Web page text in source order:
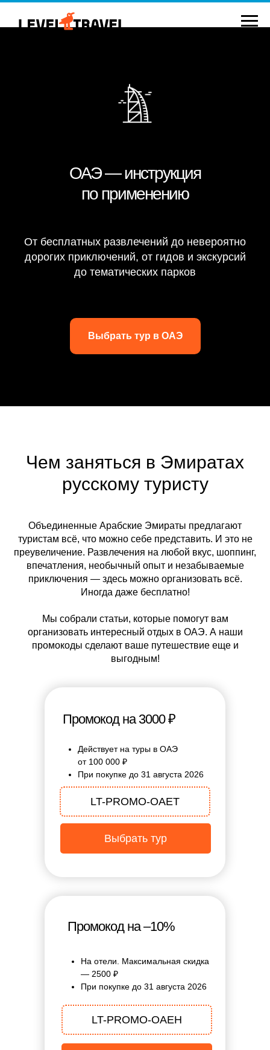
ОАЭ — инструкция
по применению
От бесплатных развлечений до невероятно
дорогих приключений, от гидов и экскурсий
до тематических парков
Выбрать тур в ОАЭ
Чем заняться в Эмиратах
русскому туристу
Объединенные Арабские Эмираты предлагают
туристам всё, что можно себе представить. И это не
преувеличение. Развлечения на любой вкус, шоппинг,
впечатления, необычный опыт и незабываемые
приключения — здесь можно организовать всё.
Иногда даже бесплатно!
Мы собрали статьи, которые помогут вам
организовать интересный отдых в ОАЭ. А наши
промокоды сделают ваше путешествие еще и
выгодным!
Промокод на 3000 ₽
Действует на туры в ОАЭ
от 100 000 ₽
При покупке до 31 августа 2026
LT-PROMO-OAET
Выбрать тур
Промокод на –10%
На отели. Максимальная скидка
— 2500 ₽
При покупке до 31 августа 2026
LT-PROMO-OAEH